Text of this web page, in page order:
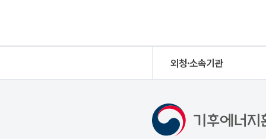
외청·소속기관